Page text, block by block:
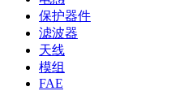
保护器件
滤波器
天线
模组
FAE